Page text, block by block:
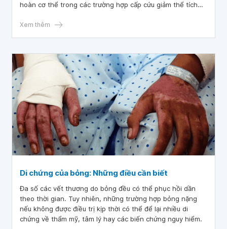
hoàn cơ thể trong các trường hợp cấp cứu giảm thể tích
dụng của thuốc Zenalb 20 là gì và cách sử dụng như thế
Xem thêm
Di chứng của bỏng: Những điều cần biết
Đa số các vết thương do bỏng đều có thể phục hồi dần
theo thời gian. Tuy nhiên, những trường hợp bỏng nặng
nếu không được điều trị kịp thời có thể để lại nhiều di
chứng về thẩm mỹ, tâm lý hay các biến chứng nguy hiểm.